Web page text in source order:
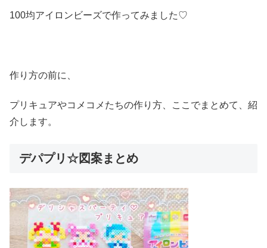
100均アイロンビーズで作ってみました♡
作り方の前に、
プリキュアやコメコメたちの作り方、ここでまとめて、紹
介します。
デパプリ☆図案まとめ